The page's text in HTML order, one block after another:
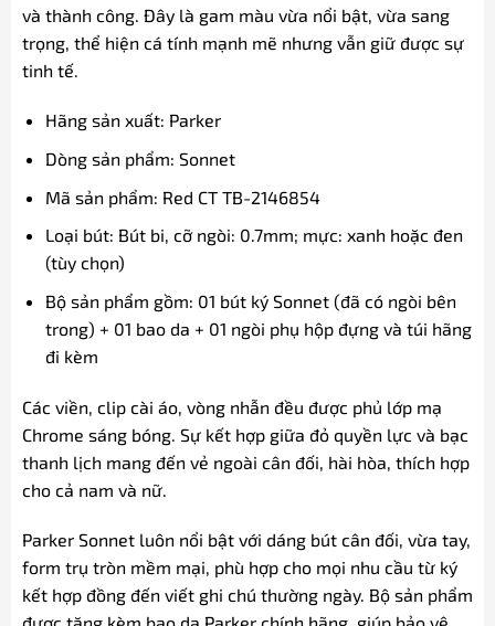
và thành công. Đây là gam màu vừa nổi bật, vừa sang
trọng, thể hiện cá tính mạnh mẽ nhưng vẫn giữ được sự
tinh tế.
Hãng sản xuất: Parker
Dòng sản phẩm: Sonnet
Mã sản phẩm: Red CT TB-2146854
Loại bút: Bút bi, cỡ ngòi: 0.7mm; mực: xanh hoặc đen
(tùy chọn)
Bộ sản phẩm gồm: 01 bút ký Sonnet (đã có ngòi bên
trong) + 01 bao da + 01 ngòi phụ hộp đựng và túi hãng
đi kèm
Các viền, clip cài áo, vòng nhẫn đều được phủ lớp mạ
Chrome sáng bóng. Sự kết hợp giữa đỏ quyền lực và bạc
thanh lịch mang đến vẻ ngoài cân đối, hài hòa, thích hợp
cho cả nam và nữ.
Parker Sonnet luôn nổi bật với dáng bút cân đối, vừa tay,
form trụ tròn mềm mại, phù hợp cho mọi nhu cầu từ ký
kết hợp đồng đến viết ghi chú thường ngày. Bộ sản phẩm